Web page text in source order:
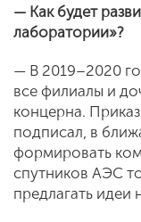
— Как будет
лаборатории»?
— В 2019–2020
все филиалы и
концерна.
подписал, в
формировать
спутников АЭС
предлагать идеи